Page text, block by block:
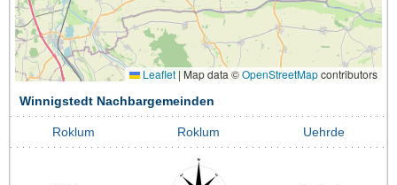
Leaflet | Map data ©OpenStreetMapcontributors
Winnigstedt Nachbargemeinden
Roklum Roklum Uehrde